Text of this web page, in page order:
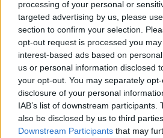
processing of your personal or
targeted advertising by us, please
section to confirm your selection.
opt-out request is processed you
interest-based ads based on
us or personal information disclosed
your opt-out. You may separately
disclosure of your personal
IAB’s list of downstream participants.
also be disclosed by us to third
Downstream Participants that may
Sam Smith:
Επιστρέφει με το νέο
heartbreak anthem
«When he’s gone»
07.08.2026
Η